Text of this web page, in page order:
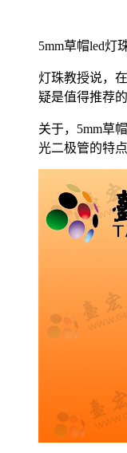
5mm草帽led灯
灯珠教授说，
疑是值得推荐
关于，5mm草
光二极管的特